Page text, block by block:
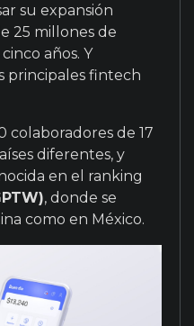
su expansión
25 millones de
años. Y
principales fintech
colaboradores de 17
diferentes, y
en el ranking
, donde se
como en México.